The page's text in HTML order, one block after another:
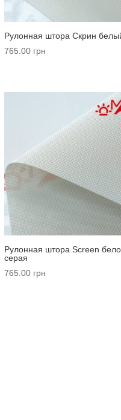
Рулонная штора Cкрин
765.00 грн
Рулонная штора Screen
серая
765.00 грн